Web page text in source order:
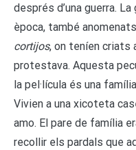
després d’una guerra.
època, també anomenats
cortijos, on teníen criats
protestava. Aquesta
la pel·lícula és una
Vivien a una xicoteta
amo. El pare de família
recollir els pardals que